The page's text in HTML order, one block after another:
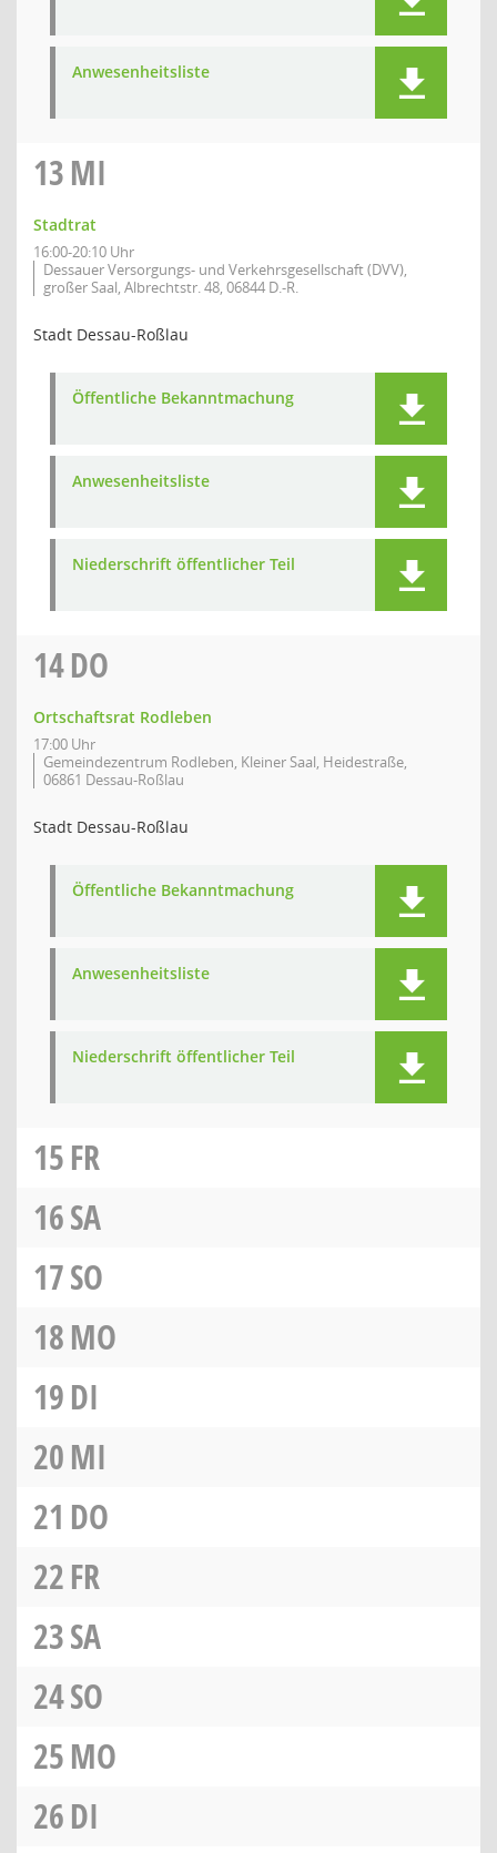
Anwesenheitsliste
13MI
Stadtrat
16:00-20:10 Uhr
Dessauer Versorgungs- und Verkehrsgesellschaft (DVV),
großer Saal, Albrechtstr. 48, 06844 D.-R.
Stadt Dessau-Roßlau
Öffentliche Bekanntmachung
Anwesenheitsliste
Niederschrift öffentlicher Teil
14DO
Ortschaftsrat Rodleben
17:00 Uhr
Gemeindezentrum Rodleben, Kleiner Saal, Heidestraße,
06861 Dessau-Roßlau
Stadt Dessau-Roßlau
Öffentliche Bekanntmachung
Anwesenheitsliste
Niederschrift öffentlicher Teil
15FR
16SA
17SO
18MO
19DI
20MI
21 DO
22FR
23SA
24SO
25MO
26DI